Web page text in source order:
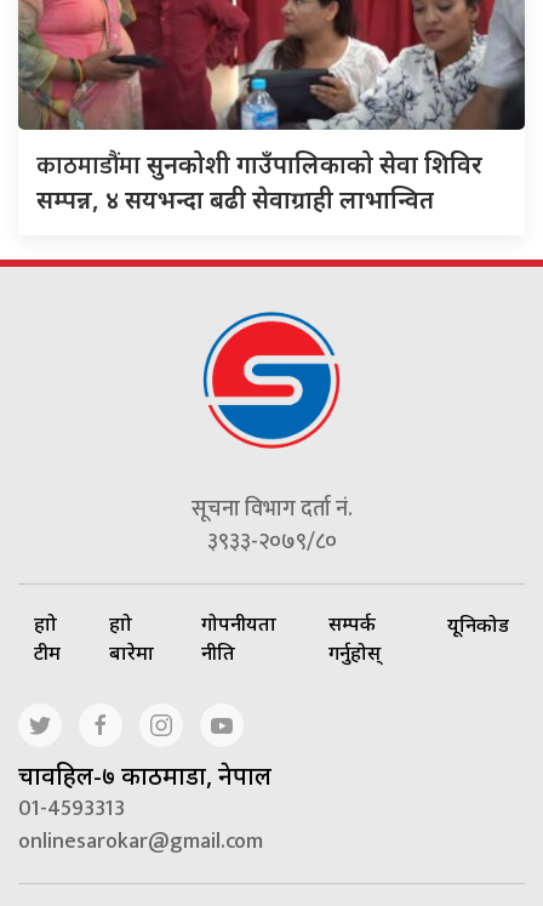
काठमाडौंमासुनकोशी गाउँपालिकाको सेवा शिविर
सम्पन्न, ४ सयभन्दा बढी सेवाग्राही लाभान्वित
सूचना विभाग दर्ता नं.
३९३३-२०७९/८०
हाम्रो
टीम
हाम्रो
बारेमा
गोपनीयता
नीति
सम्पर्क
गर्नुहोस्
यूनिकोड
चावहिल-७ काठमाडौं, नेपाल
01-4593313
onlinesarokar@gmail.com